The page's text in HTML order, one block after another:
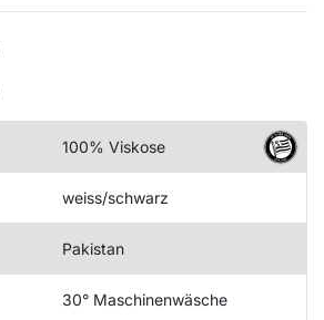
100% Viskose
weiss/schwarz
Pakistan
30° Maschinenwäsche